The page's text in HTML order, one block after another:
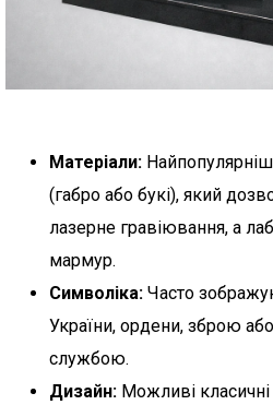
Матеріали:
(габро або букі), який
лазерне гравіювання, а
мармур.
Символіка: Часто
України, ордени, зброю
службою.
Дизайн: Можливі класичні